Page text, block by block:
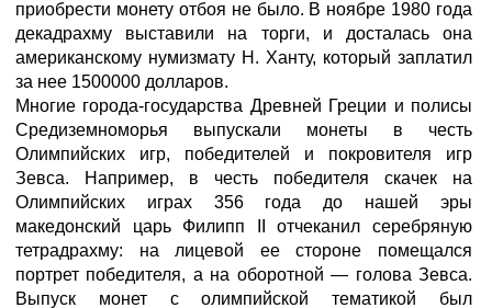
приобрести монету отбоя не было. В ноябре 1980 года
декадрахму выставили на торги, и досталась она
американскому нумизмату Н. Ханту, который заплатил
за нее 1500000 долларов.
Многие города-государства Древней Греции и полисы
Средиземноморья выпускали монеты в честь
Олимпийских игр, победителей и покровителя игр
Зевса. Например, в честь победителя скачек на
Олимпийских играх 356 года до нашей эры
македонский царь Филипп II отчеканил серебряную
тетрадрахму: на лицевой ее стороне помещался
портрет победителя, а на оборотной — голова Зевса.
Выпуск монет с олимпийской тематикой был